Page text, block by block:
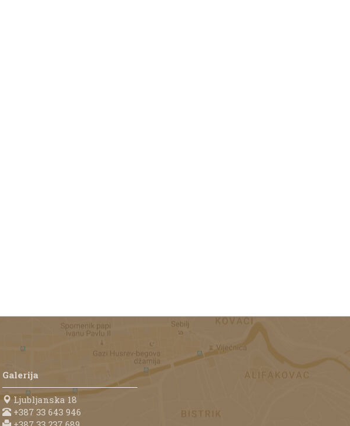
Galerija
Ljubljanska 18
+387 33 643 946